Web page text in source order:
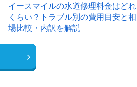
イースマイルの水道修理料金はどれ
くらい？トラブル別の費用目安と相
場比較・内訳を解説